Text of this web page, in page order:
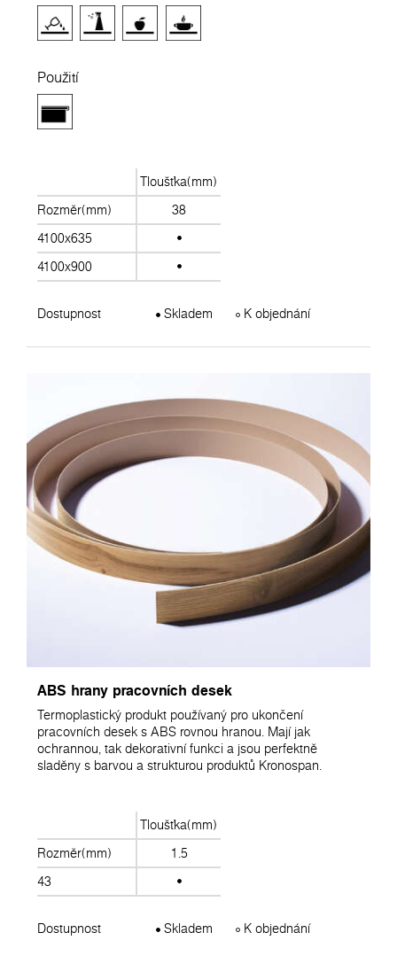
Použití
Tloušťka(mm)
Rozměr(mm)
38
4100x635
4100x900
Dostupnost Skladem K objednání
ABS hrany pracovních desek
Termoplastický produkt používaný pro ukončení
pracovních desek s ABS rovnou hranou. Mají jak
ochrannou, tak dekorativní funkci a jsou perfektně
sladěny s barvou a strukturou produktů Kronospan.
Tloušťka(mm)
Rozměr(mm)
1.5
43
Dostupnost Skladem K objednání